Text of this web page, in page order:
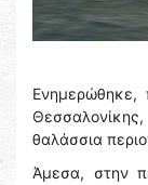
Eνημερώθηκε,
θαλάσσια
Άμεσα, στην